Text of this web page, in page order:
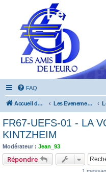
Les
FAQ
Accueil du forum Les Evenements ! [Ouvert au public]
FR67-UEFS-01 - LA
KINTZHEIM
Modérateur : Jean_93
Répondre
1